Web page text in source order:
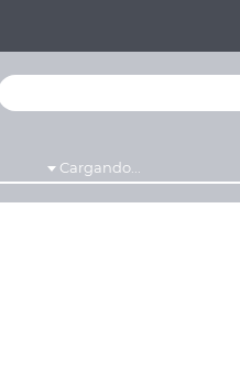
Cargando...